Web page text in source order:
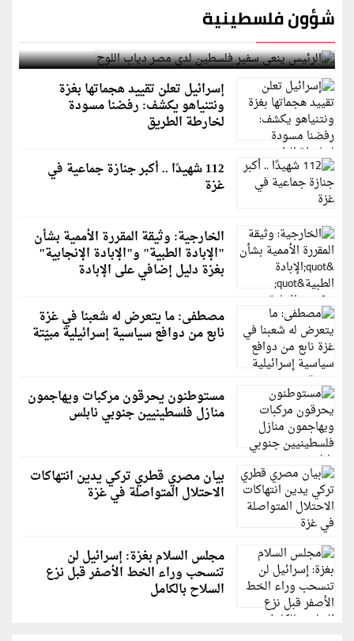
شؤون فلسطينية
الرئيس ينعى سفير فلسطين لدى مصر دياب اللوح
إسرائيل تعلن تقييد هجماتها بغزة
ونتنياهو يكشف: رفضنا مسودة
لخارطة الطريق
112 شهيدًا .. أكبر جنازة جماعية في
غزة
الخارجية: وثيقة المقررة الأممية بشأن
"الإبادة الطبية" و"الإبادة الإنجابية"
بغزة دليل إضافي على الإبادة
مصطفى: ما يتعرض له شعبنا في غزة
نابع من دوافع سياسية إسرائيلية مبيّتة
مستوطنون يحرقون مركبات ويهاجمون
منازل فلسطينيين جنوبي نابلس
بيان مصري قطري تركي يدين انتهاكات
الاحتلال المتواصلة في غزة
مجلس السلام بغزة: إسرائيل لن
تنسحب وراء الخط الأصفر قبل نزع
السلاح بالكامل